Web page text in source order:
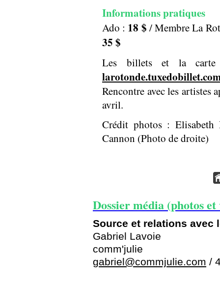
Informations pratiques
Ado : 18 $ / Membre La
35 $
Les billets et la carte
Rencontre avec les artistes
avril.
Crédit photos :
Cannon (Photo de droite)
Dossier média (photos et
Source et relations avec
Gabriel Lavoie
comm'julie
gabriel@commjulie.com /